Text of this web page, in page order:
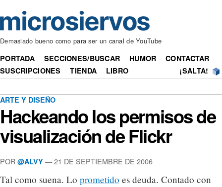
Demasiado bueno como para ser un canal de YouTube
PORTADA SECCIONES/BUSCAR HUMOR
CONTACTAR
SUSCRIPCIONES
TIENDA LIBRO ¡SALTA!
ARTE Y DISEÑO
Hackeando los permisos de
visualización de Flickr
POR @ALVY — 21 DE SEPTIEMBRE DE 2006
Tal como suena. Lo prometido es deuda. Contado con